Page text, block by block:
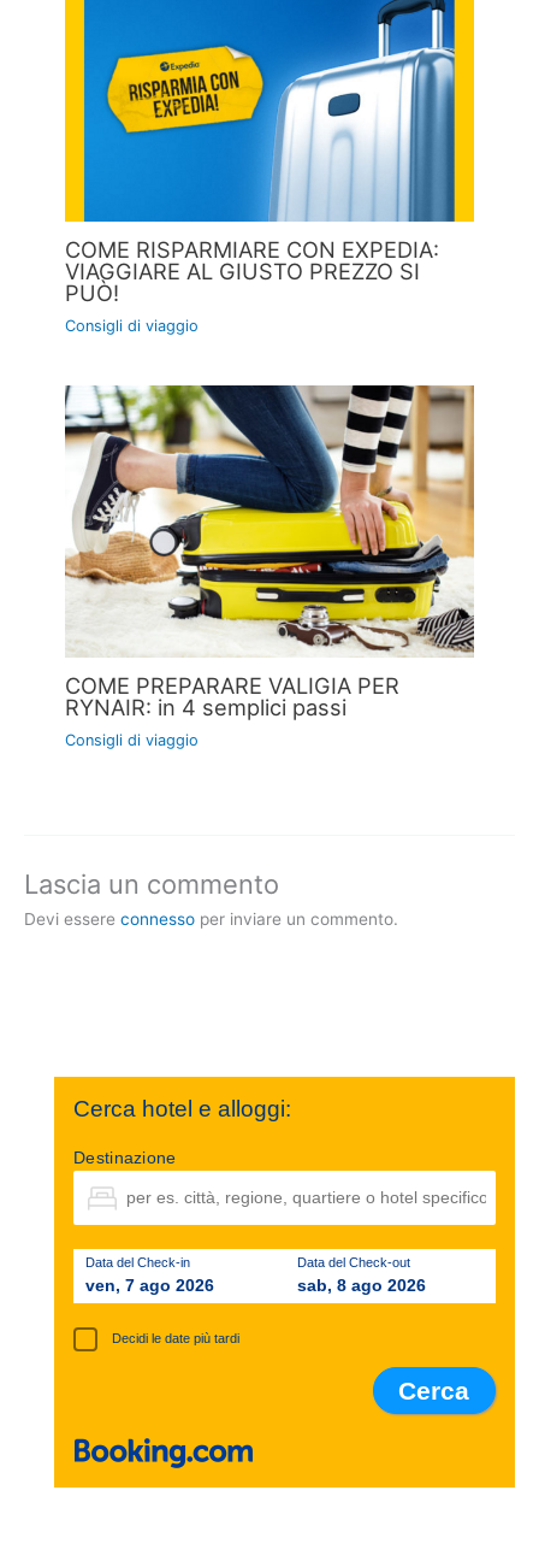
COME RISPARMIARE CON EXPEDIA:
VIAGGIARE AL GIUSTO PREZZO SI
PUÒ!
Consigli di viaggio
COME PREPARARE VALIGIA PER
RYNAIR: in 4 semplici passi
Consigli di viaggio
Lascia un commento
Devi essere connesso per inviare un commento.
Cerca hotel e alloggi:
Destinazione
Data del Check-in
ven, 7 ago 2026
Data del Check-out
sab, 8 ago 2026
Decidi le date più tardi